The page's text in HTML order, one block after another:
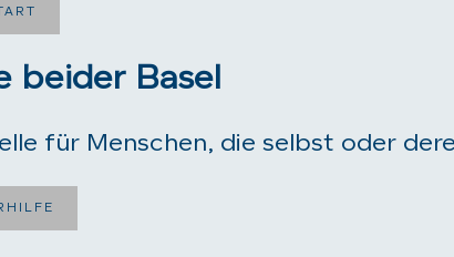
beider Basel
für Menschen, die selbst oder